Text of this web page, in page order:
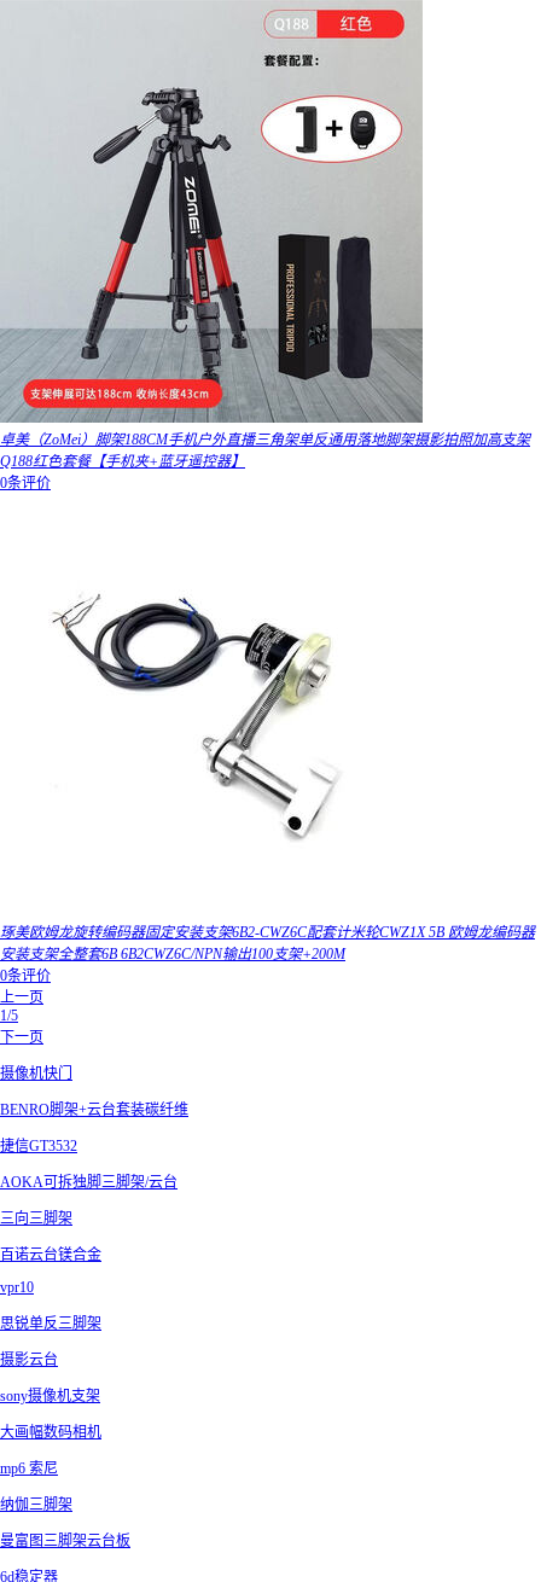
卓美（ZoMei）脚架188CM手机户外直播三角架单反通用落地脚架摄影拍照加高支架
Q188红色套餐【手机夹+蓝牙遥控器】
0条评价
琢美欧姆龙旋转编码器固定安装支架6B2-CWZ6C配套计米轮CWZ1X 5B 欧姆龙编码器
安装支架全整套6B 6B2CWZ6C/NPN输出100支架+200M
0条评价
上一页
1/5
下一页
摄像机快门
BENRO脚架+云台套装碳纤维
捷信GT3532
AOKA可拆独脚三脚架/云台
三向三脚架
百诺云台镁合金
vpr10
思锐单反三脚架
摄影云台
sony摄像机支架
大画幅数码相机
mp6 索尼
纳伽三脚架
曼富图三脚架云台板
6d稳定器